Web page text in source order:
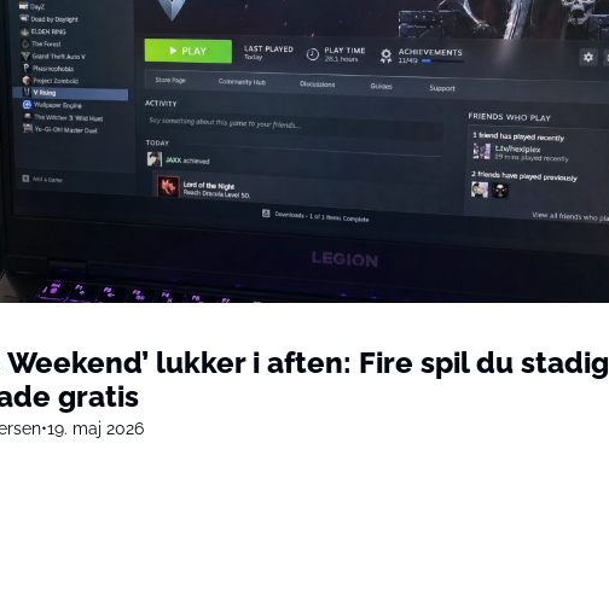
Weekend’ lukker i aften: Fire spil du stadig
gratis
•19. maj 2026